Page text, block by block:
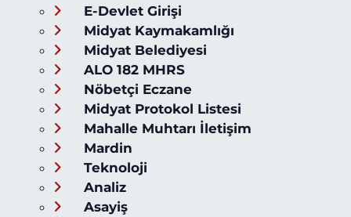
E-Devlet Girişi
Midyat Kaymakamlığı
Midyat Belediyesi
ALO 182 MHRS
Nöbetçi Eczane
Midyat Protokol Listesi
Mahalle Muhtarı İletişim
Mardin
Teknoloji
Analiz
Asayiş